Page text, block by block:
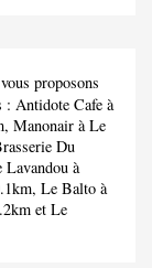
proposons
: Antidote Cafe à
Manonair à Le
Du
Lavandou à
Le Balto à
et Le